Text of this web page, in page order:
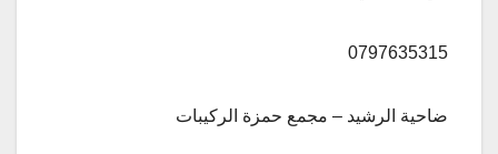
0797635315
ضاحية الرشيد – مجمع حمزة الركيبات